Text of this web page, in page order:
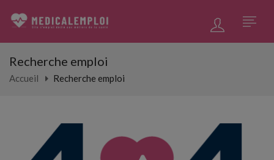
Recherche emploi
Accueil Recherche emploi